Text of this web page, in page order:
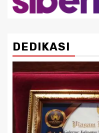
DEDIKASI